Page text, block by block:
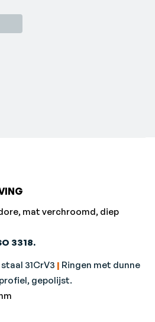
mat verchroomd, diep
3318.
31CrV3 | Ringen met dunne
gepolijst.